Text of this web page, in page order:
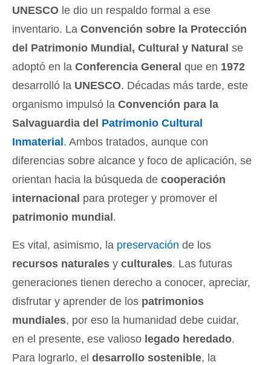
UNESCO le dio un respaldo formal a ese
inventario. La Convención sobre la Protección
del Patrimonio Mundial, Cultural y Natural se
adoptó en la Conferencia General que en 1972
desarrolló la UNESCO. Décadas más tarde, este
organismo impulsó la Convención para la
Salvaguardia del Patrimonio Cultural
Inmaterial . Ambos tratados, aunque con
diferencias sobre alcance y foco de aplicación, se
orientan hacia la búsqueda de cooperación
internacional para proteger y promover el
patrimonio mundial .
Es vital, asimismo, la preservación de los
recursos naturales y culturales. Las futuras
generaciones tienen derecho a conocer, apreciar,
disfrutar y aprender de los patrimonios
mundiales, por eso la humanidad debe cuidar,
en el presente, ese valioso legado heredado.
Para lograrlo, el desarrollo sostenible, la